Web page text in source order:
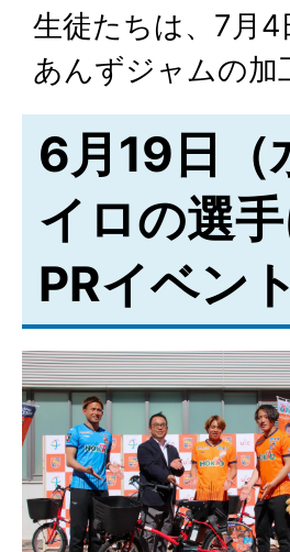
生徒たちは、7月4
あんずジャムの加
6月19日（
イロの選
PRイベン